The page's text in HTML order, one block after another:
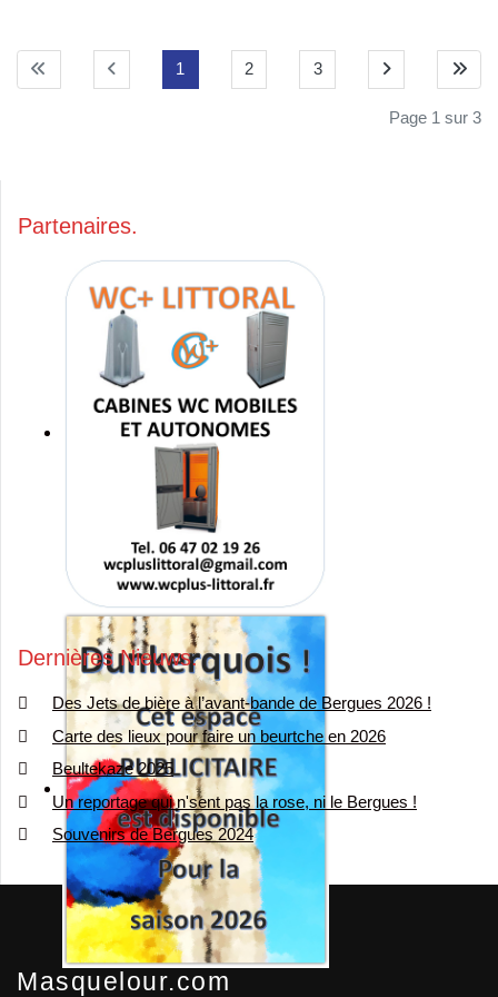
1 2 3
Page 1 sur 3
Partenaires
Dernières Nieuws
Des Jets de bière à l’avant-bande de Bergues 2026 !
Carte des lieux pour faire un beurtche en 2026
Beultekaze 2025
Un reportage qui n'sent pas la rose, ni le Bergues !
Souvenirs de Bergues 2024
Masquelour.com